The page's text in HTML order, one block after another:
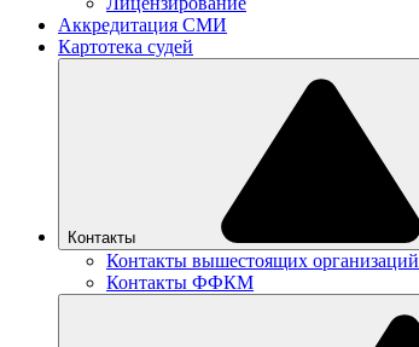
Аккредитация СМИ
Картотека судей
Контакты
Контакты вышестоящих организаций
Контакты ФФКМ